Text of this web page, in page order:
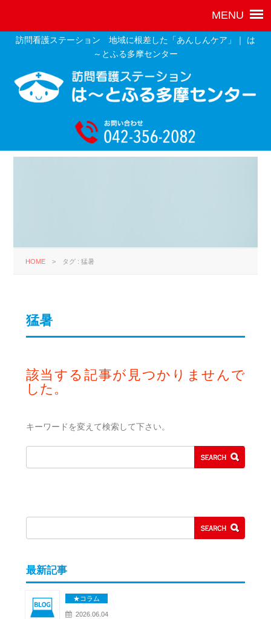
訪問看護ステーション 地域に根差した「あんしんケア」｜ は
～とふる多摩センター
HOME > タグ : 猛暑
猛暑
該当する記事が見つかりませんで
した。
キーワードを変えて検索して下さい。
最新記事
★コラム
2026.06.04